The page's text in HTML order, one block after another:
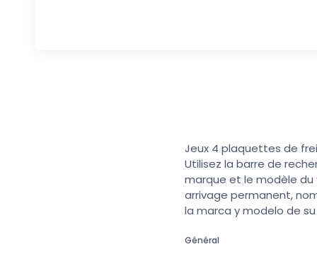
Jeux 4 plaquettes de
Utilisez la barre de
marque et le modèle du
arrivage permanent,
la marca y modelo de
Général